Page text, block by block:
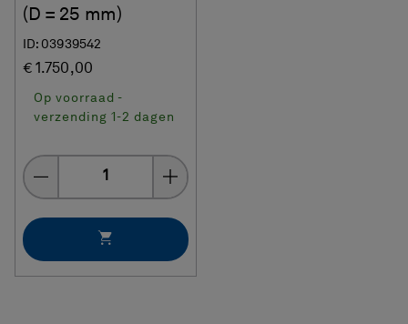
(D = 25 mm)
ID: 03939542
€ 1.750,00
Op voorraad -
verzending 1-2 dagen
Quantity